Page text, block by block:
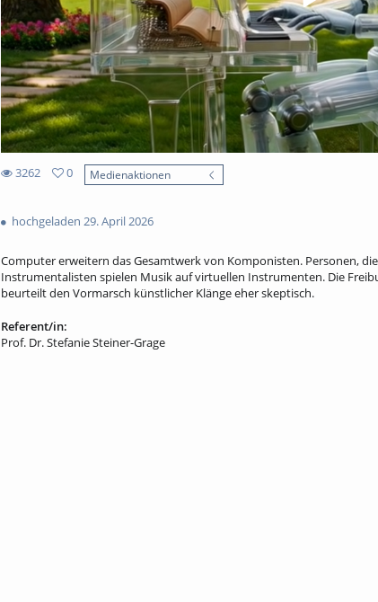
3262
views
0
Medienaktionen
hochgeladen 29. April 2026
Computer erweitern das Gesamtwerk von Komponisten. Personen,
Instrumentalisten spielen Musik auf virtuellen Instrumenten. Die
beurteilt den Vormarsch künstlicher Klänge eher skeptisch.
Referent/in:
Prof. Dr. Stefanie Steiner-Grage